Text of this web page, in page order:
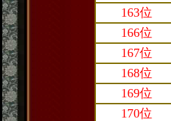
163位
166位
167位
168位
169位
170位